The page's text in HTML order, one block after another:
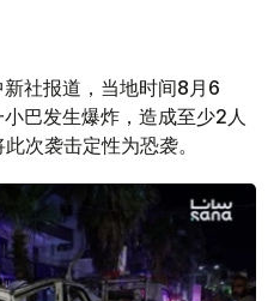
新社报道，当地时间8月6
巴发生爆炸，造成至少2人
次袭击定性为恐袭。